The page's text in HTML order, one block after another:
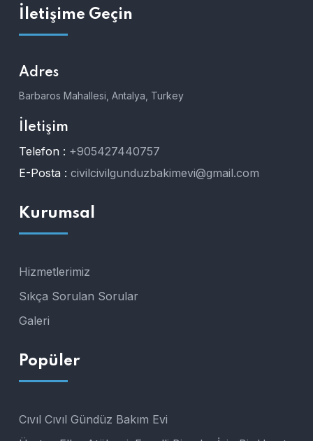
İletişime Geçin
Adres
Barbaros Mahallesi, Antalya, Turkey
İletişim
Telefon : +905427440757
E-Posta : civilcivilgunduzbakimevi@gmail.com
Kurumsal
Hizmetlerimiz
Sıkça Sorulan Sorular
Galeri
Popüler
Cıvıl Cıvıl Gündüz Bakım Evi